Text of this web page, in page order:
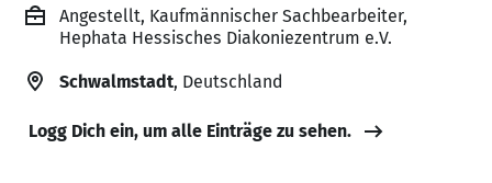
Angestellt, Kaufmännischer Sachbearbeiter,
Hephata Hessisches Diakoniezentrum e.V.
Schwalmstadt, Deutschland
Logg Dich ein, um alle Einträge zu sehen.